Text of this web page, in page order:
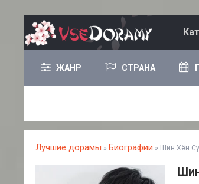
ЖАНР СТРАНА
Лучшие дорамы » Биографии » Шин Хён